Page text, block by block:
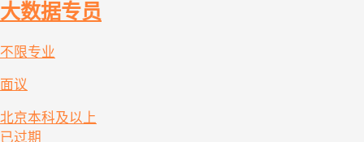
大数据专员
不限专业
面议
北京本科及以上
已过期